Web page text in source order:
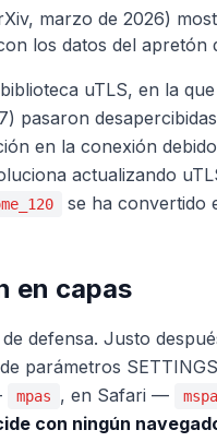
marzo de 2026)
los datos del apretón
uTLS, en la
pasaron
en la conexión
actualizando
se ha convertido
en capas
defensa. Justo
parámetros
mpas , en Safari — mspa
con ningún